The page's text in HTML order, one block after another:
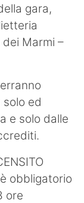
gara,
Marmi –
solo ed
e solo dalle
è obbligatorio
ore